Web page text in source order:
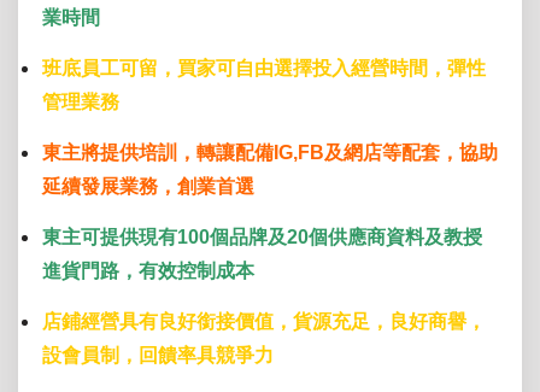
業時間
班底員工可留，買家可自由選擇投入經營時間，彈性
管理業務
東主將提供培訓，轉讓配備IG,FB及網店等配套，協助
延續發展業務，創業首選
東主可提供現有100個品牌及20個供應商資料及教授
進貨門路，有效控制成本
店鋪經營具有良好銜接價值，貨源充足，良好商譽，
設會員制，回饋率具競爭力